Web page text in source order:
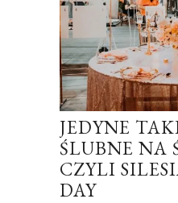
JEDYNE
ŚLUBNE NA
CZYLI
DAY